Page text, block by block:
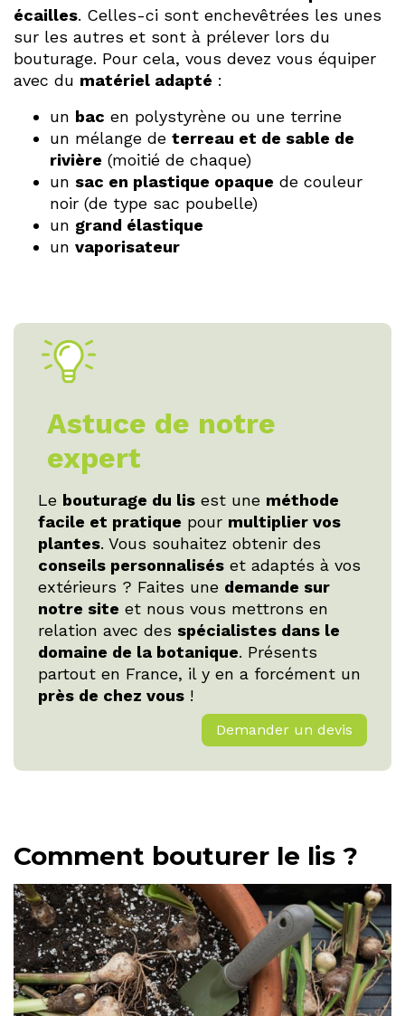
écailles. Celles-ci sont enchevêtrées les unes
sur les autres et sont à prélever lors du
bouturage. Pour cela, vous devez vous équiper
avec du matériel adapté :
un bac en polystyrène ou une terrine
un mélange de terreau et de sable de
rivière (moitié de chaque)
un sac en plastique opaque de couleur
noir (de type sac poubelle)
un grand élastique
un vaporisateur
Astuce de notre
expert
Le bouturage du lis est une méthode
facile et pratique pour multiplier vos
plantes. Vous souhaitez obtenir des
conseils personnalisés et adaptés à vos
extérieurs ? Faites une demande sur
notre site et nous vous mettrons en
relation avec des spécialistes dans le
domaine de la botanique. Présents
partout en France, il y en a forcément un
près de chez vous !
Demander un devis
Comment bouturer le lis ?